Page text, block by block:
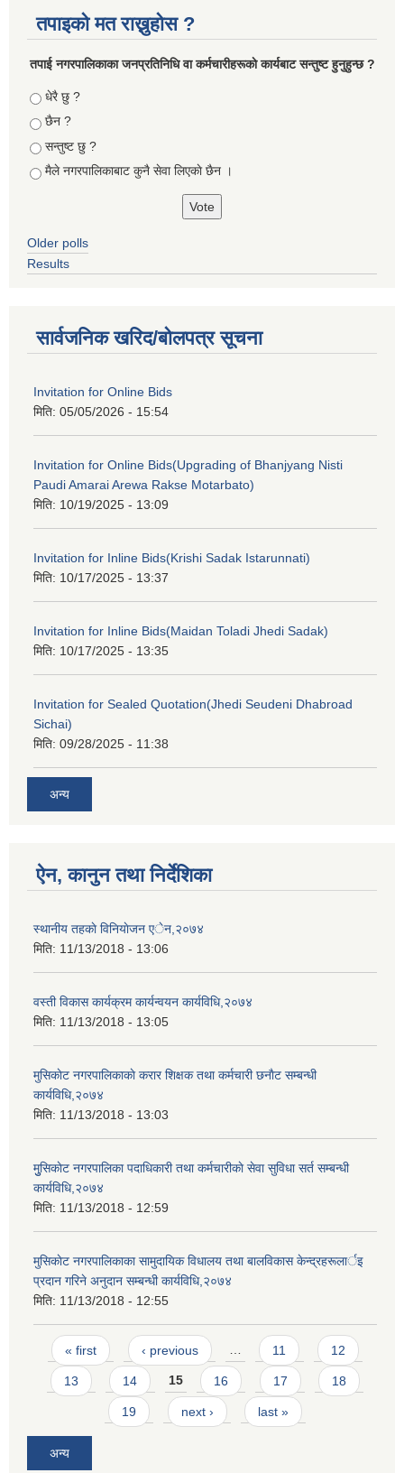
तपाइको मत राख्नुहोस ?
तपा‌ई नगरपालिकाका जनप्रतिनिधि वा कर्मचारीहरूकाे कार्यबाट सन्तुष्ट हुनुहुन्छ ?
Choices
धेरै छु ?
छैन ?
सन्तुष्ट छु ?
मैले नगरपालिकाबाट कुनै सेवा लिएकाे छैन ।
Older polls
Results
सार्वजनिक खरिद/बोलपत्र सूचना
Invitation for Online Bids
मिति: 05/05/2026 - 15:54
Invitation for Online Bids(Upgrading of Bhanjyang Nisti
Paudi Amarai Arewa Rakse Motarbato)
मिति: 10/19/2025 - 13:09
Invitation for Inline Bids(Krishi Sadak Istarunnati)
मिति: 10/17/2025 - 13:37
Invitation for Inline Bids(Maidan Toladi Jhedi Sadak)
मिति: 10/17/2025 - 13:35
Invitation for Sealed Quotation(Jhedi Seudeni Dhabroad
Sichai)
मिति: 09/28/2025 - 11:38
अन्य
ऐन, कानुन तथा निर्देशिका
स्थानीय तहकाे विनियाेजन एेन,२०७४
मिति: 11/13/2018 - 13:06
वस्ती विकास कार्यक्रम कार्यन्वयन कार्यविधि,२०७४
मिति: 11/13/2018 - 13:05
मुसिकाेट नगरपालिकाकाे करार शिक्षक तथा कर्मचारी छनाैट सम्बन्धी
कार्यविधि,२०७४
मिति: 11/13/2018 - 13:03
मुुसिकाेट नगरपालिका पदाधिकारी तथा कर्मचारीकाे सेवा सुविधा सर्त सम्बन्धी
कार्यविधि,२०७४
मिति: 11/13/2018 - 12:59
मुसिकाेट नगरपालिकाका सामुदायिक विधालय तथा बालविकास केन्द्रहरूलार्इ
प्रदान गरिने अनुदान सम्बन्धी कार्यविधि,२०७४
मिति: 11/13/2018 - 12:55
Pages
« first ‹ previous … 11 12
13 14 15 16 17 18
19 next › last »
अन्य